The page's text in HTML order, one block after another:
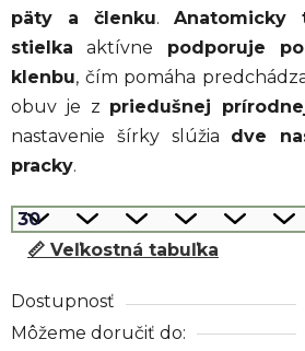
päty a členku. Anatomicky
stielka aktívne podporuje
klenbu, čím pomáha
obuv je z priedušnej
nastavenie šírky slúžia dve
pracky.
📏 Veľkostná tabuľka
Dostupnosť
Môžeme doručiť do: